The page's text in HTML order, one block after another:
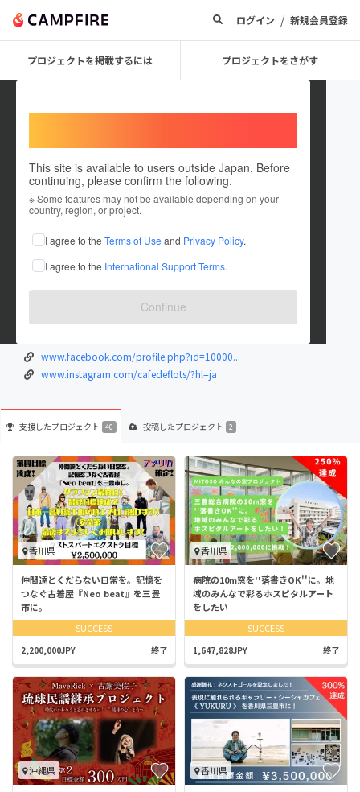
ログイン / 新規会員登録
プロジェクトを掲載するには プロジェクトをさがす
This site is available to users outside Japan. Before
continuing, please confirm the following.
※ Some features may not be available depending on your
country, region, or project.
I agree to the Terms of Use and Privacy Policy.
I agree to the International Support Terms.
Continue
namihiro
これまでに40回支援して2件のプロジェクトを投稿しています
在住国：日本 現在地：香川県
出身国：未設定
www.facebook.com/profile.php?id=10000...
www.instagram.com/cafedeflots/?hl=ja
支援したプロジェクト 40 投稿したプロジェクト 2
香川県
仲間達とくだらない日常を。記憶を
つなぐ古着屋『Neo beat』を三豊
市に。
SUCCESS
2,200,000JPY 終了
香川県
病院の10m窓を''落書きOK''に。地
域のみんなで彩るホスピタルアート
をしたい
SUCCESS
1,647,828JPY 終了
沖縄県 香川県